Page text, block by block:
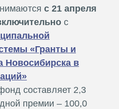
с 21 апреля
с
«Гранты и
Новосибирска в
составляет 2,3
премии – 100,0